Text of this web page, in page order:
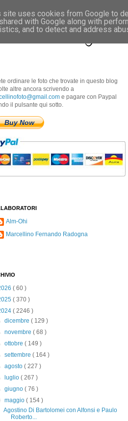
Radogna
ordinare le foto che trovate in questo blog
altre ancora scrivendo a
e pagare con Paypal
il pulsante qui sotto.
Buy Now
Alm-Ohi
Marcellino Fernando Radogna
( 60 )
( 370 )
( 2246 )
dicembre( 129 )
novembre( 68 )
ottobre( 149 )
settembre( 164 )
agosto( 227 )
luglio( 267 )
giugno( 76 )
maggio( 154 )
Agostino Di Bartolomei con Alfonsi e Paulo
Roberto...
site uses cookies from Google to
with Google along with
and to detect and address